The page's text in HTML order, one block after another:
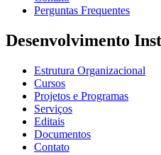
Perguntas Frequentes
Desenvolvimento
Estrutura Organizacional
Cursos
Projetos e Programas
Serviços
Editais
Documentos
Contato